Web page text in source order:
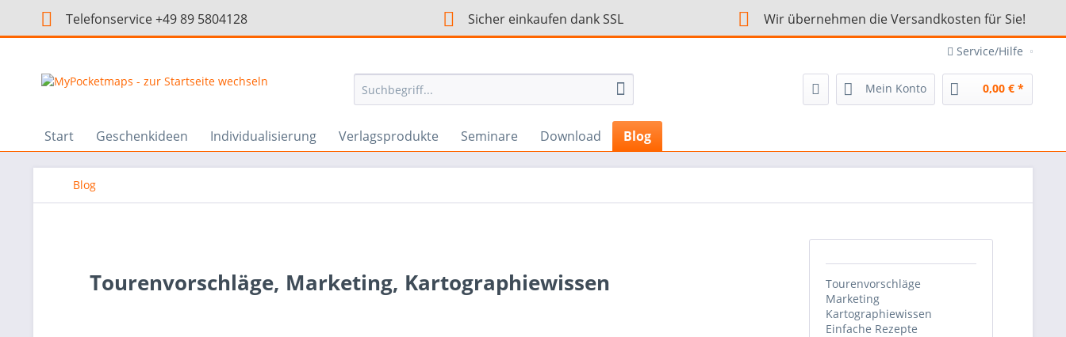
Telefonservice +49 89 5804128 Sicher einkaufen dank SSL Wir übernehmen die Versandkosten für Sie!
Service/Hilfe
Mein Konto 0,00 € *
Start Geschenkideen Individualisierung Verlagsprodukte Seminare Download Blog
Blog
Tourenvorschläge
Marketing
Kartographiewissen
Einfache Rezepte
Tourenvorschläge, Marketing, Kartographiewissen